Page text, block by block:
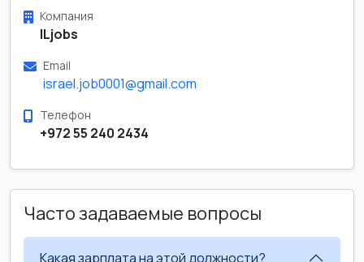
Компания
ILjobs
Email
israel.job0001@gmail.com
Телефон
+972 55 240 2434
Часто задаваемые вопросы
Какая зарплата на этой должности?